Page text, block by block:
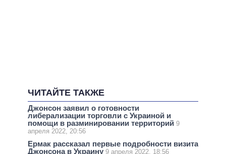
ЧИТАЙТЕ ТАКЖЕ
Джонсон заявил о готовности
либерализации торговли с Украиной и
помощи в разминировании территорий 9
апреля 2022, 20:56
Ермак рассказал первые подробности визита
Джонсона в Украину 9 апреля 2022, 18:56